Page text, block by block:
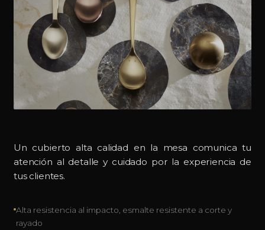
Un cubierto alta calidad en la mesa comunica tu
atención al detalle y cuidado por la experiencia de
tus clientes.
Alta resistencia al impacto, esmalte resistente a corte y
rayado